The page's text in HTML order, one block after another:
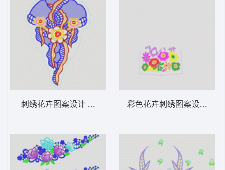
刺绣花卉图案设计 肩花 彩色花卉刺绣图案设计 衣